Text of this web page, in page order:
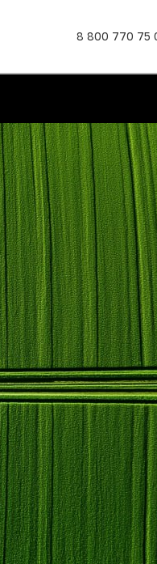
8 800 770 75
РУБРИКИ
Наука
Новости
НЕДАВНЕЕ
Приняли